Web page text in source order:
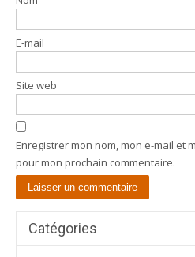
E-mail
Site web
Enregistrer mon nom, mon e-mail et
pour mon prochain commentaire.
Catégories